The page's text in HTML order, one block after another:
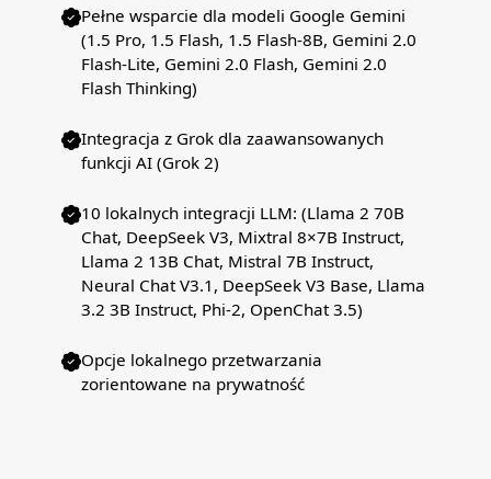
Pełne wsparcie dla modeli Google Gemini
(1.5 Pro, 1.5 Flash, 1.5 Flash-8B, Gemini 2.0
Flash-Lite, Gemini 2.0 Flash, Gemini 2.0
Flash Thinking)
Integracja z Grok dla zaawansowanych
funkcji AI (Grok 2)
10 lokalnych integracji LLM: (Llama 2 70B
Chat, DeepSeek V3, Mixtral 8×7B Instruct,
Llama 2 13B Chat, Mistral 7B Instruct,
Neural Chat V3.1, DeepSeek V3 Base, Llama
3.2 3B Instruct, Phi-2, OpenChat 3.5)
Opcje lokalnego przetwarzania
zorientowane na prywatność